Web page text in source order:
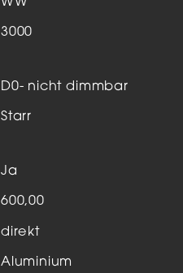
3000
D0- nicht dimmbar
Starr
Ja
600,00
direkt
Aluminium